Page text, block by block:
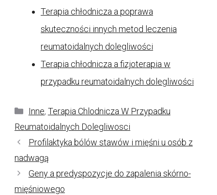
Terapia chłodnicza a poprawa
skuteczności innych metod leczenia
reumatoidalnych dolegliwości
Terapia chłodnicza a fizjoterapia w
przypadku reumatoidalnych dolegliwości
Kategorie
Inne, Terapia Chlodnicza W Przypadku
Reumatoidalnych Dolegliwosci
Profilaktyka bólów stawów i mięśni u osób z
nadwagą
Geny a predyspozycje do zapalenia skórno-
mięśniowego